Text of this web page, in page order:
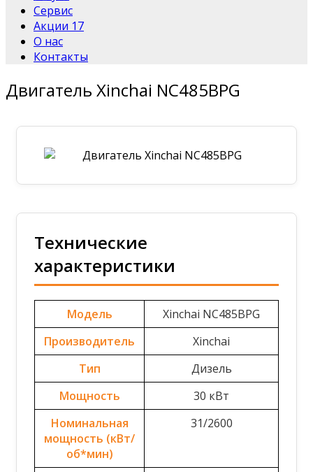
Сервис
Акции 17
О нас
Контакты
Двигатель Xinchai NC485BPG
Технические
характеристики
Модель
Xinchai NC485BPG
Производитель
Xinchai
Тип
Дизель
Мощность
30 кВт
Номинальная
мощность (кВт/
об*мин)
31/2600